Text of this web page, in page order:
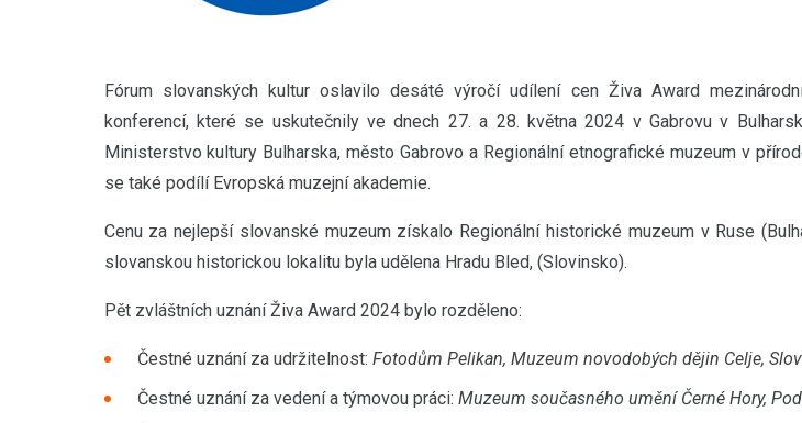
Fórum slovanských kultur oslavilo desáté výročí udílení cen Živa Award
konferencí, které se uskutečnily ve dnech 27. a 28. května 2024 v Gabrovu v
Ministerstvo kultury Bulharska, město Gabrovo a Regionální etnografické muzeum v
se také podílí Evropská muzejní akademie.
Cenu za nejlepší slovanské muzeum získalo Regionální historické muzeum v Ruse
slovanskou historickou lokalitu byla udělena Hradu Bled, (Slovinsko).
Pět zvláštních uznání Živa Award 2024 bylo rozděleno:
Čestné uznání za udržitelnost: Fotodům Pelikan, Muzeum novodobých dějin Celje,
Čestné uznání za vedení a týmovou práci: Muzeum současného umění Černé Hory,